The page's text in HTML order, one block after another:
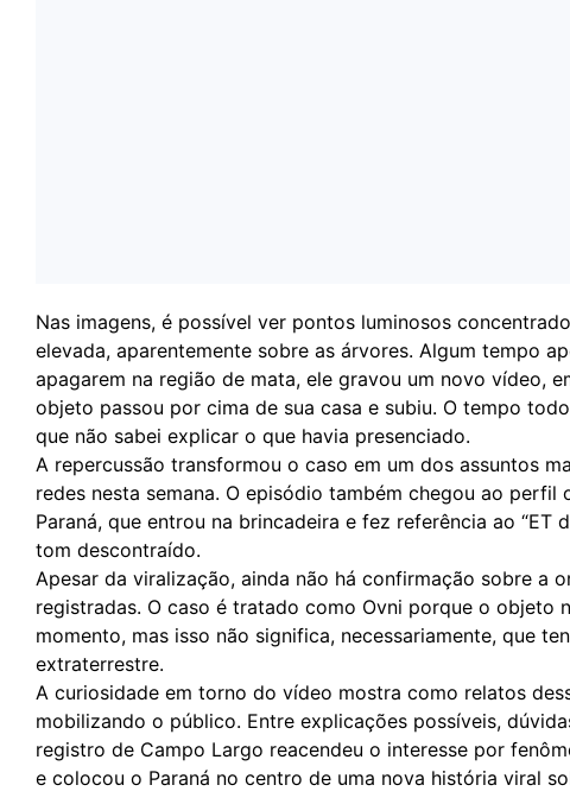
Nas imagens, é possível ver pontos luminosos
elevada, aparentemente sobre as árvores. Algum tempo
apagarem na região de mata, ele gravou um novo vídeo,
objeto passou por cima de sua casa e subiu. O tempo
que não sabei explicar o que havia presenciado.
A repercussão transformou o caso em um dos assuntos
redes nesta semana. O episódio também chegou ao perfil
Paraná, que entrou na brincadeira e fez referência ao “ET
tom descontraído.
Apesar da viralização, ainda não há confirmação sobre a
registradas. O caso é tratado como Ovni porque o objeto
momento, mas isso não significa, necessariamente, que
extraterrestre.
A curiosidade em torno do vídeo mostra como relatos
mobilizando o público. Entre explicações possíveis,
registro de Campo Largo reacendeu o interesse por
e colocou o Paraná no centro de uma nova história viral